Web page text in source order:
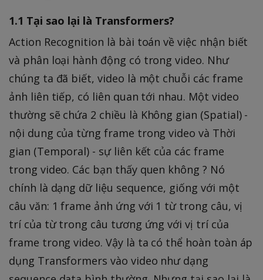
1.1 Tại sao lại là Transformers?
Action Recognition là bài toán về việc nhận biết
và phân loại hành động có trong video. Như
chúng ta đã biết, video là một chuỗi các frame
ảnh liên tiếp, có liên quan tới nhau. Một video
thường sẽ chứa 2 chiều là Không gian (Spatial) -
nội dung của từng frame trong video và Thời
gian (Temporal) - sự liên kết của các frame
trong video. Các bạn thấy quen không ? Nó
chính là dạng dữ liệu sequence, giống với một
câu văn: 1 frame ảnh ứng với 1 từ trong câu, vị
trí của từ trong câu tương ứng với vị trí của
frame trong video. Vậy là ta có thể hoàn toàn áp
dụng Transformers vào video như dạng